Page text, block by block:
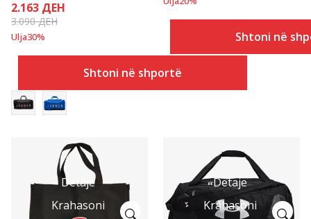
2.163 ДЕН
3.090ДЕН
Ulja30%
Shtoni në shportë
Shtoni në
Detaje
Krahasoni
Detaje
Krahasoni